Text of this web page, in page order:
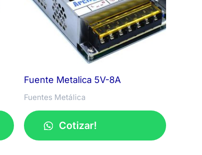
Fuente Metalica 5V-8A
Fuentes Metálica
Cotizar!